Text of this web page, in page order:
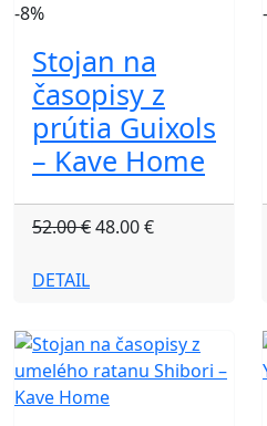
-8%
Stojan na
časopisy z
prútia Guixols
– Kave Home
52.00 €48.00 €
DETAIL